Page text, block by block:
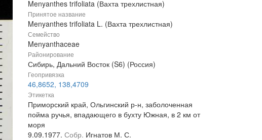
Menyanthes trifoliata (Вахта трехлистная)
Принятое название
Menyanthes trifoliata L. (Вахта трехлистная)
Семейство
Menyanthaceae
Районирование
Сибирь, Дальний Восток (S6) (Россия)
Геопривязка
46,8652, 138,4709
Этикетка
Приморский край, Ольгинский р-н, заболоченная
пойма ручья, впадающего в бухту Южная, в 2 км от
моря
9.09.1977. Собр. Игнатов М. С.